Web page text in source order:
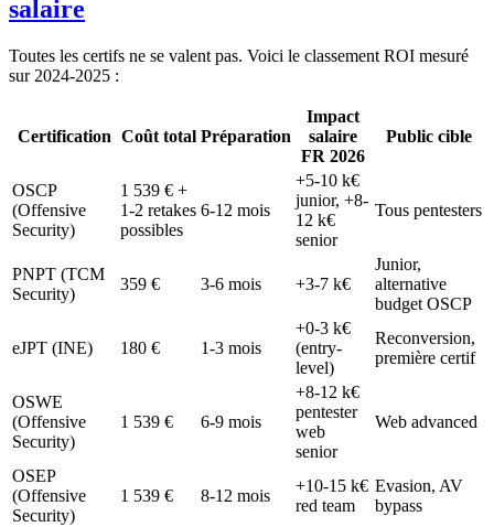
salaire
Toutes les certifs ne se valent pas. Voici le classement ROI mesuré
sur 2024-2025 :
Certification Coût total Préparation
Impact
salaire
FR 2026
Public cible
OSCP
(Offensive
Security)
1 539 € +
1-2 retakes
possibles
6-12 mois
+5-10 k€
junior, +8-
12 k€
senior
Tous pentesters
PNPT (TCM
Security)
359 € 3-6 mois +3-7 k€
Junior,
alternative
budget OSCP
eJPT (INE) 180 € 1-3 mois
+0-3 k€
(entry-
level)
Reconversion,
première certif
OSWE
(Offensive
Security)
1 539 € 6-9 mois
+8-12 k€
pentester
web
senior
Web advanced
OSEP
(Offensive
Security)
1 539 € 8-12 mois
+10-15 k€
red team
Evasion, AV
bypass